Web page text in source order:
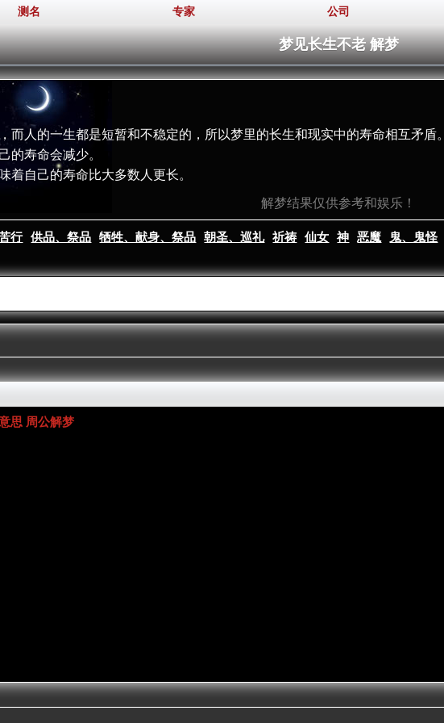
测名 专家 公司
梦见长生不老 解梦
而人的一生都是短暂和不稳定的，所以梦里的长生和现实中的寿命相互矛盾。
的寿命会减少。
着自己的寿命比大多数人更长。
解梦结果仅供参考和娱乐！
行 供品、祭品 牺牲、献身、祭品 朝圣、巡礼 祈祷 仙女 神 恶魔 鬼、鬼怪
思 周公解梦